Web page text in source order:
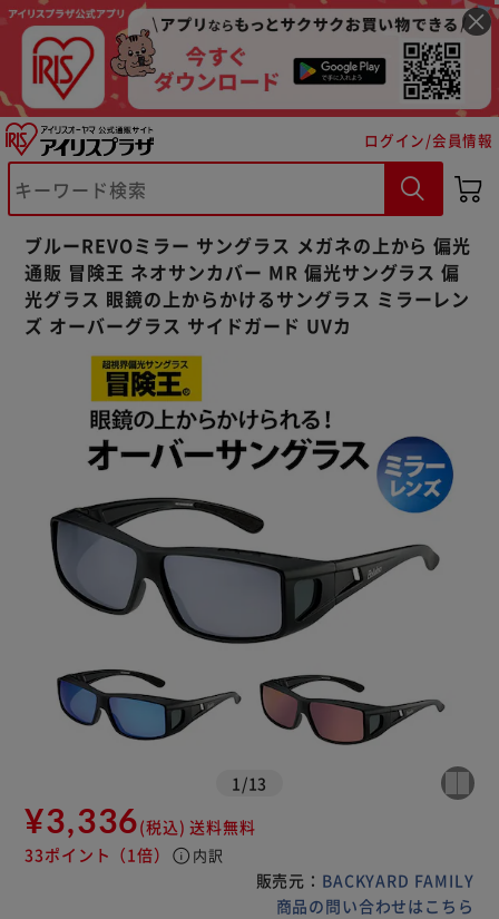
ログイン/会員情報
ブルーREVOミラー サングラス メガネの上から 偏光
通販 冒険王 ネオサンカバー MR 偏光サングラス 偏
光グラス 眼鏡の上からかけるサングラス ミラーレン
ズ オーバーグラス サイドガード UVカ
1 /13
¥3,336(税込) 送料無料
33ポイント （1倍） info 内訳
販売元： BACKYARD FAMILY
商品の問い合わせはこちら
※ご確認ください
カートに入れる 購入手続きへ